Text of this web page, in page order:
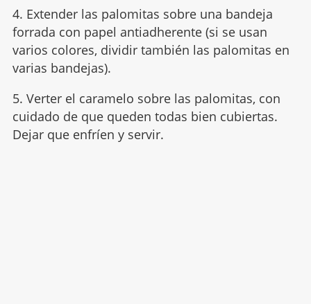
4. Extender las palomitas sobre una bandeja
forrada con papel antiadherente (si se usan
varios colores, dividir también las palomitas en
varias bandejas).
5. Verter el caramelo sobre las palomitas, con
cuidado de que queden todas bien cubiertas.
Dejar que enfríen y servir.